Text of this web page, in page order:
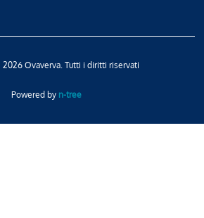
Ovaverva. Tutti i diritti riservati
Powered by n-tree